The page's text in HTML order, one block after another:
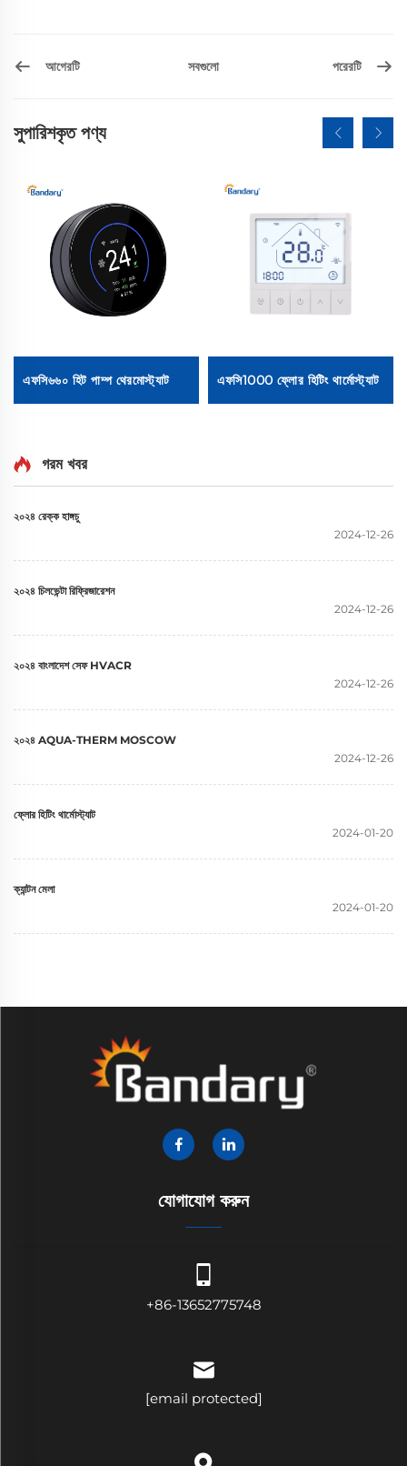
আগেরটি সবগুলো পরেরটি
সুপারিশকৃত পণ্য
এফসি৬৬০ হিট পাম্প থেরমোস্ট্যাট এফসি1000 ফ্লোর হিটিং থার্মোস্ট্যাট
গরম খবর
২০২৪ রেক্ক হাঙ্গচু
2024-12-26
২০২৪ চিলভেন্টা রিফ্রিজারেশন
2024-12-26
২০২৪ বাংলাদেশ সেফ HVACR
2024-12-26
২০২৪ AQUA-THERM MOSCOW
2024-12-26
ফ্লোর হিটিং থার্মোস্ট্যাট
2024-01-20
ক্যান্টন মেলা
2024-01-20
যোগাযোগ করুন
+86-13652775748
[email protected]